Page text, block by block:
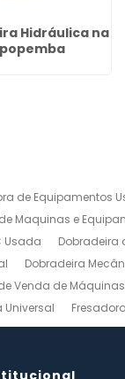
Hidráulica na
de Equipamentos
Maquinas e
Usada Dobradeira
Dobradeira
Venda de
Universal
de Aço
Venda de